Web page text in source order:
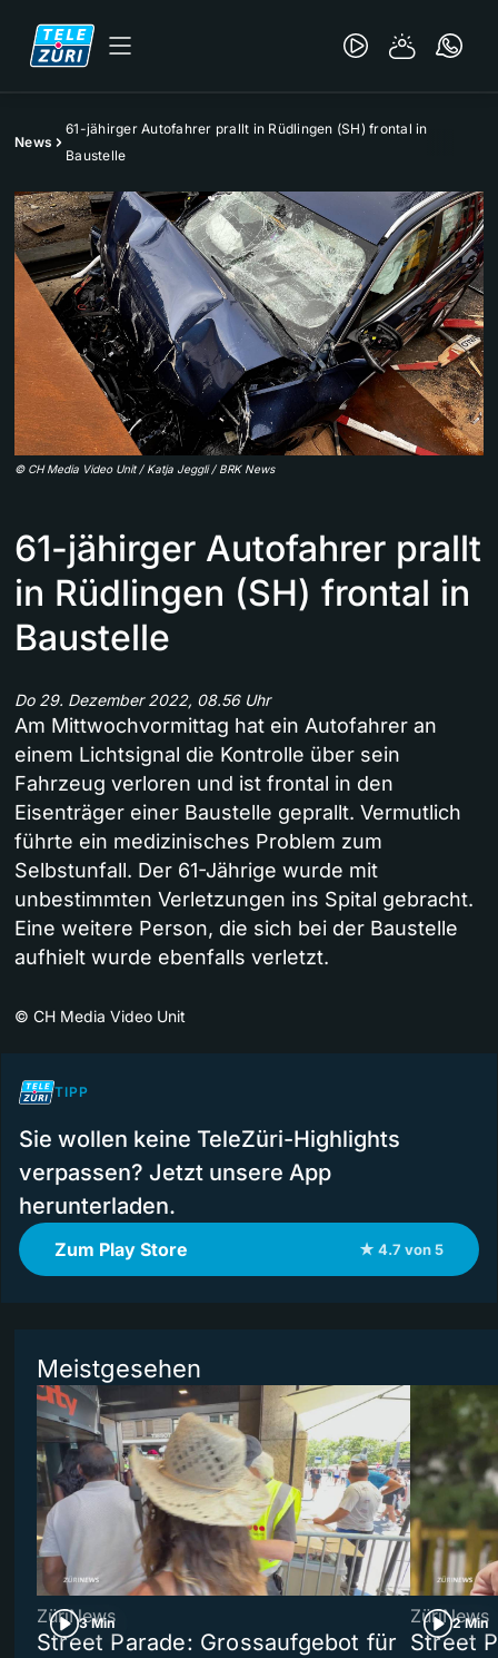
News
61-jähirger Autofahrer prallt in Rüdlingen (SH) frontal in
Baustelle
© CH Media Video Unit / Katja Jeggli / BRK News
61-jähirger Autofahrer prallt
in Rüdlingen (SH) frontal in
Baustelle
Do 29. Dezember 2022, 08.56 Uhr
Am Mittwochvormittag hat ein Autofahrer an
einem Lichtsignal die Kontrolle über sein
Fahrzeug verloren und ist frontal in den
Eisenträger einer Baustelle geprallt. Vermutlich
führte ein medizinisches Problem zum
Selbstunfall. Der 61-Jährige wurde mit
unbestimmten Verletzungen ins Spital gebracht.
Eine weitere Person, die sich bei der Baustelle
aufhielt wurde ebenfalls verletzt.
© CH Media Video Unit
TIPP
Sie wollen keine TeleZüri-Highlights
verpassen? Jetzt unsere App
herunterladen.
Zum Play Store ★ 4.7 von 5
Meistgesehen
3 Min
ZüriNews
Street Parade: Grossaufgebot für
2 Min
ZüriNews
Street